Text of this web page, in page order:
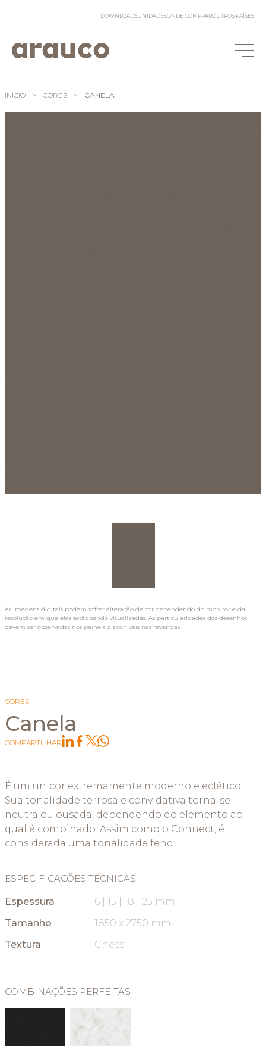
DOWNLOADSUNIDADESONDE COMPRAROUTROS PAÍSES
INÍCIO > CORES > CANELA
As imagens digitais podem sofrer alteração de cor dependendo do monitor e da
resolução em que elas estão sendo visualizadas. As particularidades dos desenhos
devem ser observadas nos painéis disponíveis nas revendas.
CORES
Canela
COMPARTILHAR
É um unicor extremamente moderno e eclético.
Sua tonalidade terrosa e convidativa torna-se
neutra ou ousada, dependendo do elemento ao
qual é combinado. Assim como o Connect, é
considerada uma tonalidade fendi.
ESPECIFICAÇÕES TÉCNICAS
Espessura
6 | 15 | 18 | 25 mm
Tamanho
1850 x 2750 mm
Textura
Chess
COMBINAÇÕES PERFEITAS